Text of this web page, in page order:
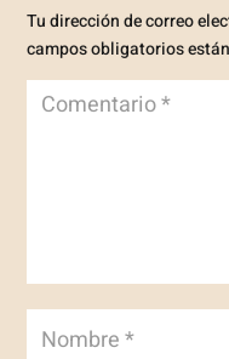
Tu dirección de correo
campos obligatorios